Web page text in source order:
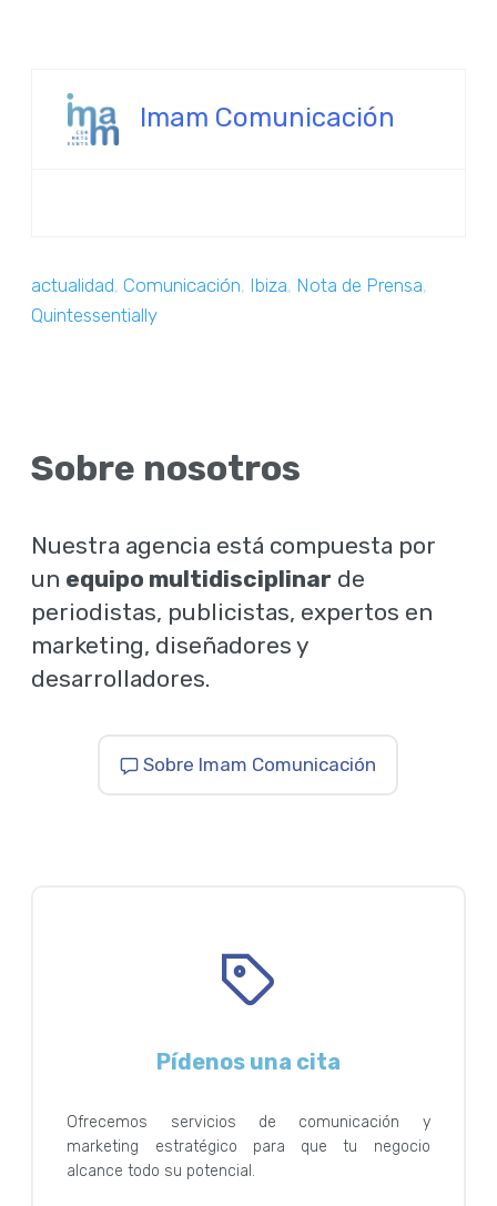
Imam Comunicación
actualidad,Comunicación, Ibiza, Nota de Prensa,
Quintessentially
Sobre nosotros
Nuestra agencia está compuesta por
un equipo multidisciplinar de
periodistas, publicistas, expertos en
marketing, diseñadores y
desarrolladores.
Sobre Imam Comunicación
Pídenos una cita
Ofrecemos servicios de comunicación y
marketing estratégico para que tu negocio
alcance todo su potencial.